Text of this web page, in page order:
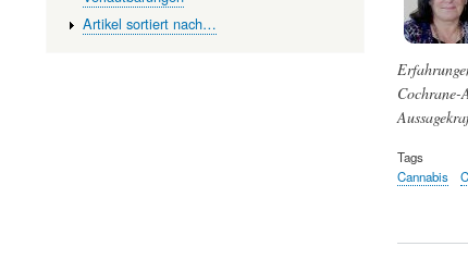
Cochrane-
Tags
Cannabis
Artikel sortiert nach…